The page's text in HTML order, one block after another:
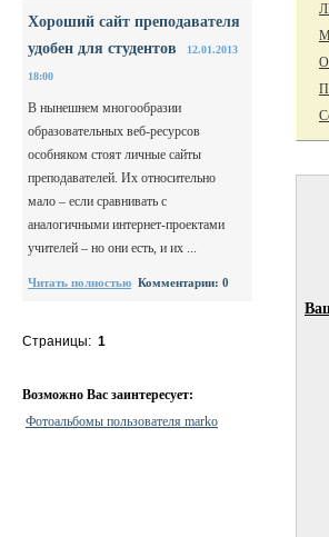
Хороший сайт преподавателя
удобен для студентов 12.01.2013
18:00
В нынешнем многообразии
образовательных веб-ресурсов
особняком стоят личные сайты
преподавателей. Их относительно
мало – если сравнивать с
аналогичными интернет-проектами
учителей – но они есть, и их ...
Читать полностью Комментарии: 0
Страницы: 1
Возможно Вас заинтересует:
Фотоальбомы пользователя marko